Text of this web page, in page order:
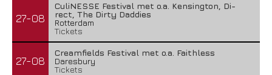
27-08
CuliNESSE Festival met o.a. Kensington, Di-
rect, The Dirty Daddies
Rotterdam
Tickets
27-08
Creamfields Festival met o.a. Faithless
Daresbury
Tickets